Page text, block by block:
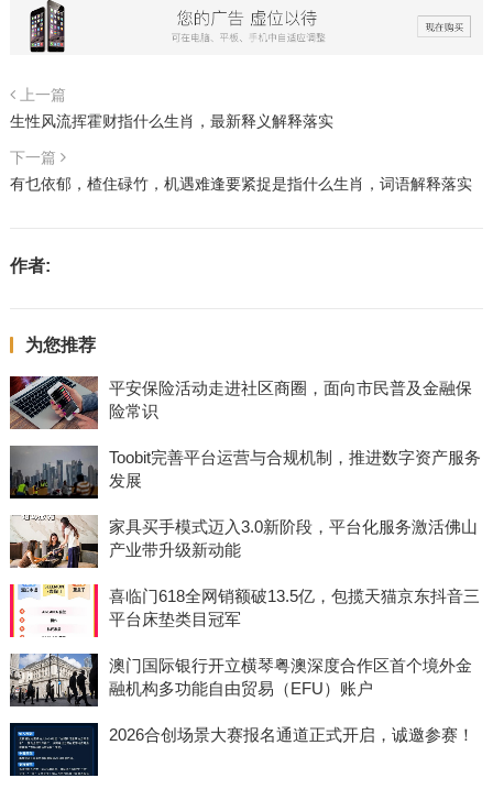
上一篇
生性风流挥霍财指什么生肖，最新释义解释落实
下一篇
有乜依郁，楂住碌竹，机遇难逢要紧捉是指什么生肖，词语解释落实
作者:
为您推荐
平安保险活动走进社区商圈，面向市民普及金融保
险常识
Toobit完善平台运营与合规机制，推进数字资产服务
发展
家具买手模式迈入3.0新阶段，平台化服务激活佛山
产业带升级新动能
喜临门618全网销额破13.5亿，包揽天猫京东抖音三
平台床垫类目冠军
澳门国际银行开立横琴粤澳深度合作区首个境外金
融机构多功能自由贸易（EFU）账户
2026合创场景大赛报名通道正式开启，诚邀参赛！